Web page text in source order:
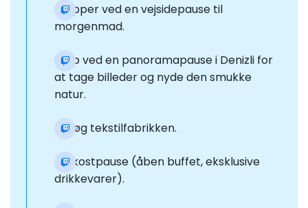
Stopper ved en vejsidepause til
morgenmad.
Stop ved en panoramapause i Denizli for
at tage billeder og nyde den smukke
natur.
Besøg tekstilfabrikken.
Frokostpause (åben buffet, eksklusive
drikkevarer).